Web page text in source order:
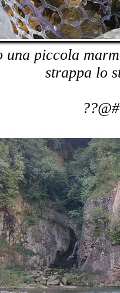
una piccola
strappa lo